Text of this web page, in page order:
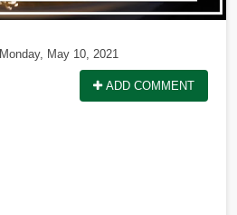
Monday, May 10, 2021
ADD COMMENT